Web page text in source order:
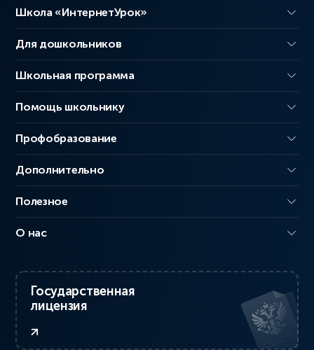
Школа «ИнтернетУрок»
Для дошкольников
Школьная программа
Помощь школьнику
Профобразование
Дополнительно
Полезное
О нас
Государственная
лицензия